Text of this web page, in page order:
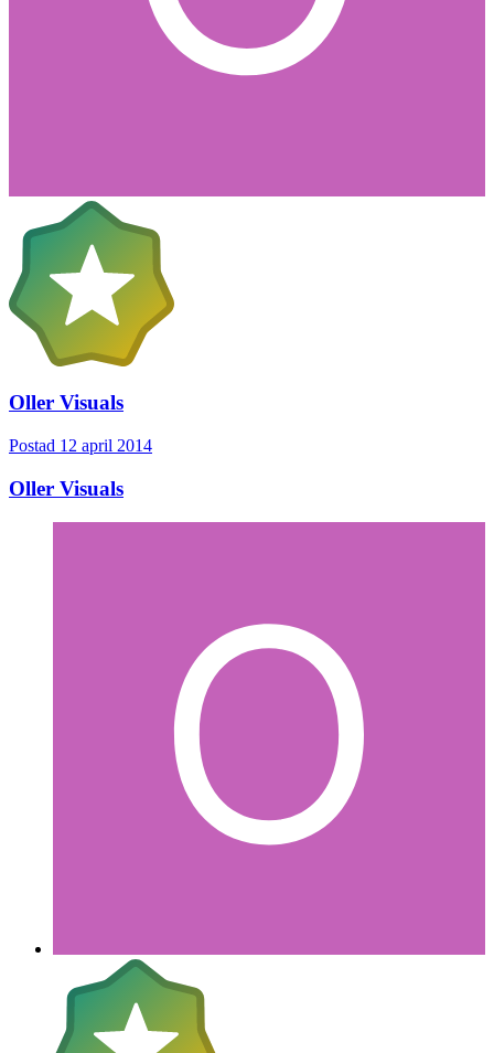
Oller Visuals
Postad 12 april 2014
Oller Visuals